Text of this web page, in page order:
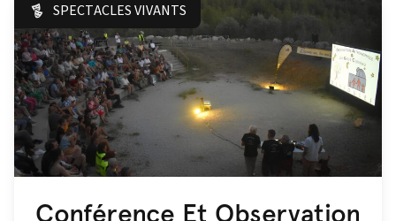
SPECTACLES VIVANTS
Conférence Et Observation